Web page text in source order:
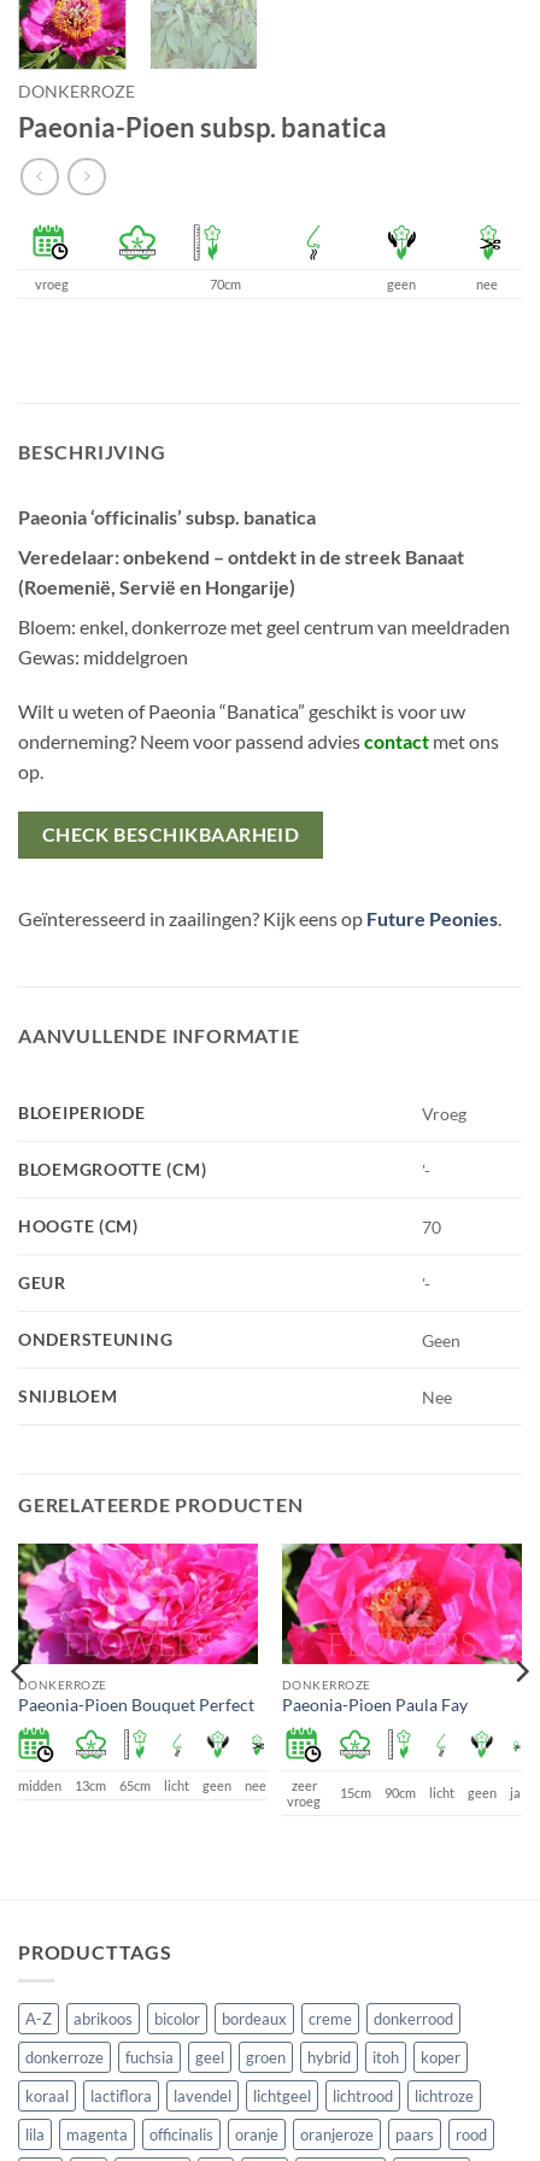
DONKERROZE
Paeonia-Pioen subsp. banatica
vroeg 70cm geen nee
BESCHRIJVING
Paeonia ‘officinalis’ subsp. banatica
Veredelaar: onbekend – ontdekt in de streek Banaat
(Roemenië, Servië en Hongarije)
Bloem: enkel, donkerroze met geel centrum van meeldraden
Gewas: middelgroen
Wilt u weten of Paeonia “Banatica” geschikt is voor uw
onderneming? Neem voor passend adviescontact met ons
op.
CHECK BESCHIKBAARHEID
Geïnteresseerd in zaailingen? Kijk eens op Future Peonies
AANVULLENDE INFORMATIE
BLOEIPERIODE Vroeg
BLOEMGROOTTE (CM) '-
HOOGTE (CM) 70
GEUR '-
ONDERSTEUNING Geen
SNIJBLOEM Nee
GERELATEERDE PRODUCTEN
DONKERROZE
Paeonia-Pioen Bouquet Perfect
midden 13cm 65cm licht geen nee
DONKERROZE
Paeonia-Pioen Paula Fay
zeer
vroeg
15cm 90cm licht geen ja
PRODUCTTAGS
A-Z abrikoos bicolor bordeaux creme
donkerrood
donkerroze
fuchsia geel groen hybrid itoh
koper
koraal
lactiflora lavendel lichtgeel lichtrood
lichtroze
lila
magenta officinalis oranje oranjeroze paars rood